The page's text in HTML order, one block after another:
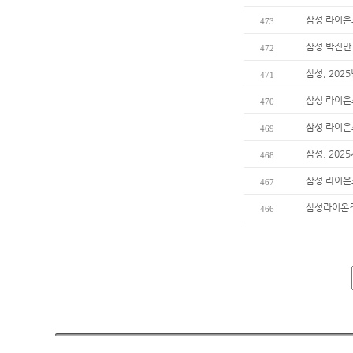
473 삼성 라이
472 삼성 박진
471 삼성, 2025
470 삼성 라이
469 삼성 라이
468 삼성, 2025
467 삼성 라이
466 삼성라이온